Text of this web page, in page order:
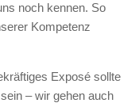
noch kennen. So
Kompetenz
Exposé sollte
– wir gehen auch